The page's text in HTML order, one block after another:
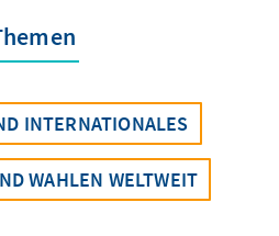
INTERNATIONALES
WAHLEN WELTWEIT